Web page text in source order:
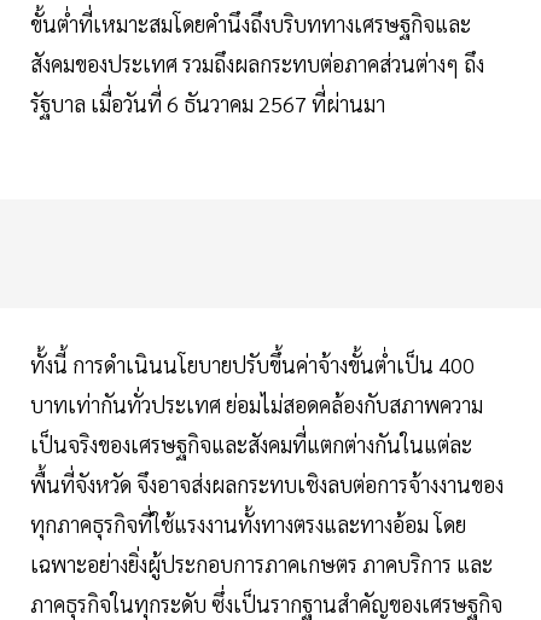
ขั้นต่ำที่เหมาะสมโดยคำนึงถึงบริบททางเศรษฐกิจและ
สังคมของประเทศ รวมถึงผลกระทบต่อภาคส่วนต่างๆ ถึง
รัฐบาล เมื่อวันที่ 6 ธันวาคม 2567 ที่ผ่านมา
ทั้งนี้ การดำเนินนโยบายปรับขึ้นค่าจ้างขั้นต่ำเป็น 400
บาทเท่ากันทั่วประเทศ ย่อมไม่สอดคล้องกับสภาพความ
เป็นจริงของเศรษฐกิจและสังคมที่แตกต่างกันในแต่ละ
พื้นที่จังหวัด จึงอาจส่งผลกระทบเชิงลบต่อการจ้างงานของ
ทุกภาคธุรกิจที่ใช้แรงงานทั้งทางตรงและทางอ้อม โดย
เฉพาะอย่างยิ่งผู้ประกอบการภาคเกษตร ภาคบริการ และ
ภาคธุรกิจในทุกระดับ ซึ่งเป็นรากฐานสำคัญของเศรษฐกิจ